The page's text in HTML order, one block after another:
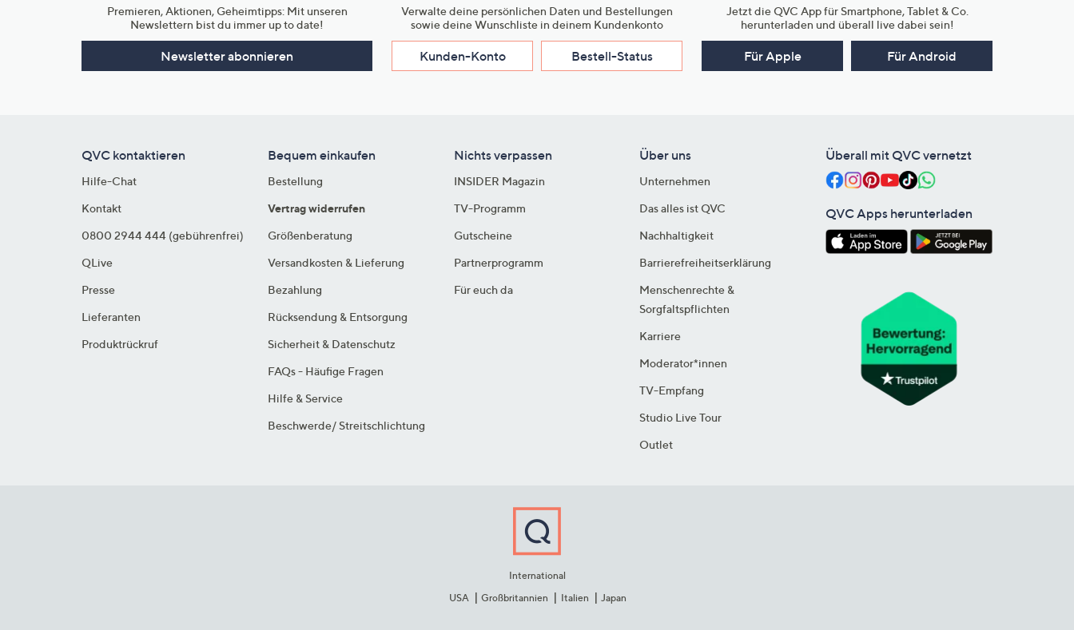
Premieren, Aktionen, Geheimtipps: Mit unseren
Newslettern bist du immer up to date!
Newsletter abonnieren
Verwalte deine persönlichen Daten und Bestellungen
sowie deine Wunschliste in deinem Kundenkonto
Kunden-Konto Bestell-Status
Jetzt die QVC App für Smartphone, Tablet & Co.
herunterladen und überall live dabei sein!
Für Apple Für Android
QVC kontaktieren
Hilfe-Chat
Kontakt
0800 2944 444 (gebührenfrei)
QLive
Presse
Lieferanten
Produktrückruf
Bequem einkaufen
Bestellung
Vertrag widerrufen
Größenberatung
Versandkosten & Lieferung
Bezahlung
Rücksendung & Entsorgung
Sicherheit & Datenschutz
FAQs - Häufige Fragen
Hilfe & Service
Beschwerde/ Streitschlichtung
Nichts verpassen
INSIDER Magazin
TV-Programm
Gutscheine
Partnerprogramm
Für euch da
Über uns
Unternehmen
Das alles ist QVC
Nachhaltigkeit
Barrierefreiheitserklärung
Menschenrechte &
Sorgfaltspflichten
Karriere
Moderator*innen
TV-Empfang
Studio Live Tour
Outlet
Überall mit QVC vernetzt
QVC Apps herunterladen
International
USA
Großbritannien Italien Japan